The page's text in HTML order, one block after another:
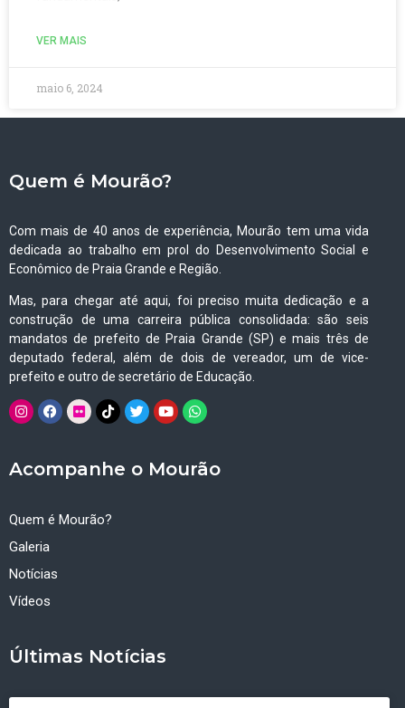
VER MAIS
maio 6, 2024
Quem é Mourão?
Com mais de 40 anos de experiência, Mourão tem uma vida
dedicada ao trabalho em prol do Desenvolvimento Social e
Econômico de Praia Grande e Região.
Mas, para chegar até aqui, foi preciso muita dedicação e a
construção de uma carreira pública consolidada: são seis
mandatos de prefeito de Praia Grande (SP) e mais três de
deputado federal, além de dois de vereador, um de vice-
prefeito e outro de secretário de Educação.
Acompanhe o Mourão
Quem é Mourão?
Galeria
Notícias
Vídeos
Últimas Notícias